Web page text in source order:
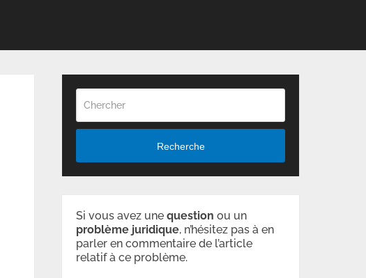
Recherche
Si vous avez unequestion ou un
problème juridique, n’hésitez pas à en
parler en commentaire de l’article
relatif à ce problème.